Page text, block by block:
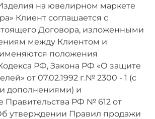
на ювелирном маркете
Клиент соглашается с
Договора, изложенными
между Клиентом и
положения
РФ, Закона РФ «О защите
от 07.02.1992 г.№ 2300 - 1 (с
дополнениями) и
Правительства РФ № 612 от
утверждении Правил продажи